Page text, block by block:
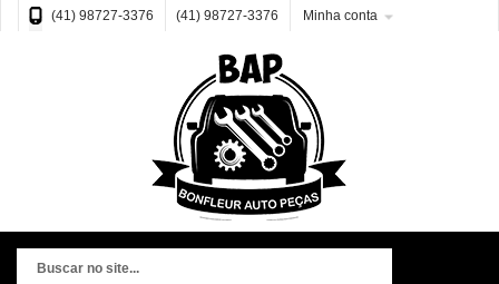
(41) 98727-3376 (41) 98727-3376 Minha conta